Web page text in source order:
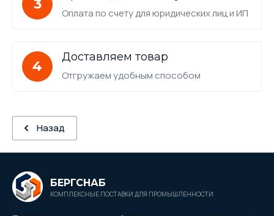
3
Оплата по счету для юридических лиц и ИП
4
Доставляем товар
Отгружаем удобным способом
Назад
БЕРГСНАБ
КОМПЛЕКСНЫЕ ПОСТАВКИ ДЛЯ ПРОМЫШЛЕННОСТИ